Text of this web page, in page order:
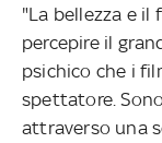
"La bellezza e il
percepire il
psichico che i
spettatore.
attraverso una